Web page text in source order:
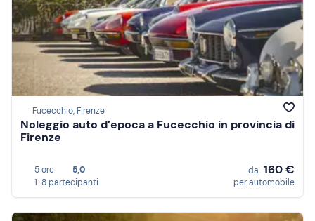
Fucecchio, Firenze
Noleggio auto d’epoca a Fucecchio in provincia di
Firenze
5 ore
5,0
1-8 partecipanti
da 160 €
per automobile